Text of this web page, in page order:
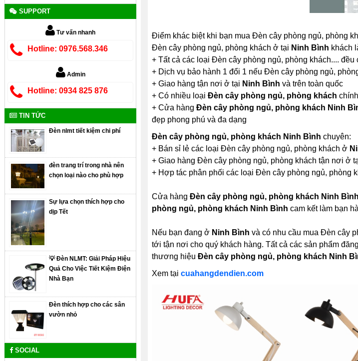
Điểm khác biệt khi bạn mua Đèn cây phòng ngủ, phòng
Đèn cây phòng ngủ, phòng khách ở tại Ninh Bình khách
+ Tất cả các loại Đèn cây phòng ngủ, phòng khách....
+ Dịch vụ bảo hành 1 đổi 1 nếu Đèn cây phòng ngủ,
+ Giao hàng tận nơi ở tại Ninh Bình và trên toàn quốc
+ Có nhiều loại Đèn cây phòng ngủ, phòng khách
+ Cửa hàng Đèn cây phòng ngủ, phòng khách Ninh
đẹp phong phú và đa dạng
Đèn cây phòng ngủ, phòng khách Ninh Bình chuyên:
+ Bán sỉ lẻ các loại Đèn cây phòng ngủ, phòng khách ở
+ Giao hàng Đèn cây phòng ngủ, phòng khách tận nơi ở
+ Hợp tác phân phối các loại Đèn cây phòng ngủ, phòng
Cửa hàng Đèn cây phòng ngủ, phòng khách Ninh Bình
phòng ngủ, phòng khách Ninh Bình cam kết làm bạn
Nếu bạn đang ở Ninh Bình và có nhu cầu mua Đèn cây
tới tận nơi cho quý khách hàng. Tất cả các sản phẩm
thương hiệu Đèn cây phòng ngủ, phòng khách Ninh
Xem tại cuahangdendien.com
SUPPORT
Tư vấn nhanh
Hotline: 0976.568.346
Admin
Hotline: 0934 825 876
TIN TỨC
Đèn nlmt tiết kiệm chi phí
đèn trang trí trong nhà nên
chọn loại nào cho phù hợp
Sự lựa chọn thích hợp cho
dịp Tết
💡 Đèn NLMT: Giải Pháp Hiệu
Quả Cho Việc Tiết Kiệm Điện
Nhà Bạn
Đèn thích hợp cho các sân
vườn nhỏ
SOCIAL